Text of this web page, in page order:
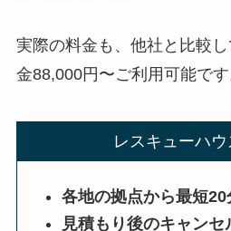
実際の料金も、他社と比較
金88,000円〜ご利用可能です
レスキューハ
各地の拠点から最短
見積もり後のキャンセ